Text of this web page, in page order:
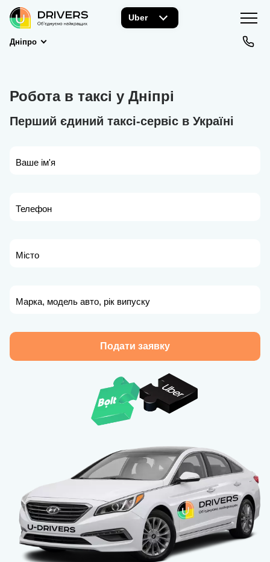
Uber
Дніпро
Робота в таксі у Дніпрі
Перший єдиний таксі-сервіс в Україні
Ваше ім'я
Телефон
Місто
Марка, модель авто, рік випуску
Подати заявку